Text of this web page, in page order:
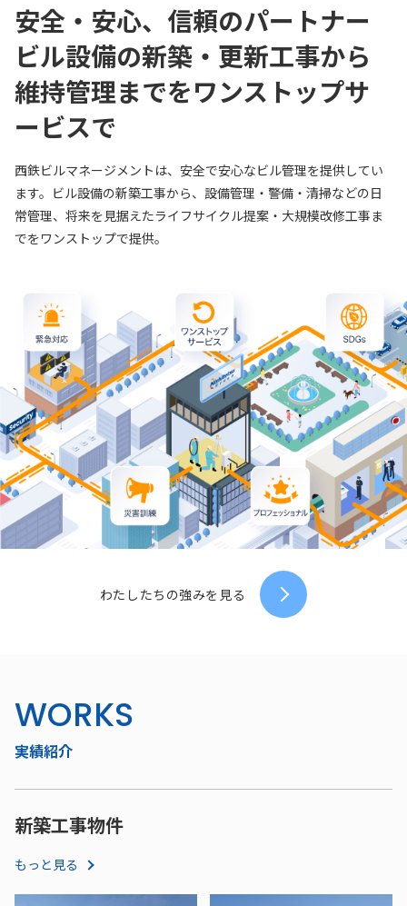
安全・安心、信頼のパートナー
ビル設備の新築・更新工事から
維持管理までをワンストップサ
ービスで
西鉄ビルマネージメントは、安全で安心なビル管理を提供してい
ます。ビル設備の新築工事から、設備管理・警備・清掃などの日
常管理、将来を見据えたライフサイクル提案・大規模改修工事ま
でをワンストップで提供。
わたしたちの強みを見る
実績紹介
WORKS
新築工事物件
もっと見る